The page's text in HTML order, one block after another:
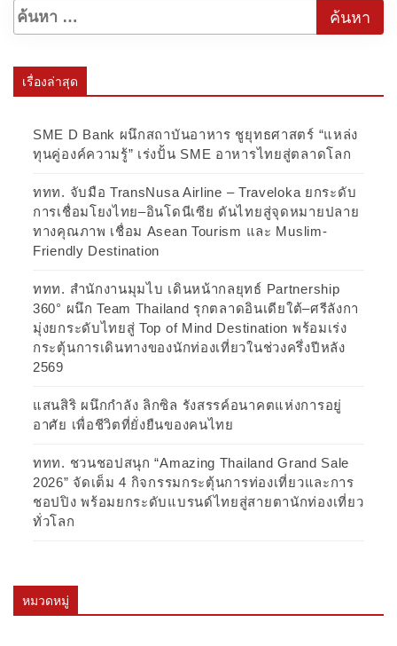
เรื่องล่าสุด
SME D Bank ผนึกสถาบันอาหาร ชูยุทธศาสตร์ “แหล่ง
ทุนคู่องค์ความรู้” เร่งปั้น SME อาหารไทยสู่ตลาดโลก
ททท. จับมือ TransNusa Airline – Traveloka ยกระดับ
การเชื่อมโยงไทย–อินโดนีเซีย ดันไทยสู่จุดหมายปลาย
ทางคุณภาพ เชื่อม Asean Tourism และ Muslim-
Friendly Destination
ททท. สำนักงานมุมไบ เดินหน้ากลยุทธ์ Partnership
360° ผนึก Team Thailand รุกตลาดอินเดียใต้–ศรีลังกา
มุ่งยกระดับไทยสู่ Top of Mind Destination พร้อมเร่ง
กระตุ้นการเดินทางของนักท่องเที่ยวในช่วงครึ่งปีหลัง
2569
แสนสิริ ผนึกกำลัง ลิกซิล รังสรรค์อนาคตแห่งการอยู่
อาศัย เพื่อชีวิตที่ยั่งยืนของคนไทย
ททท. ชวนชอปสนุก “Amazing Thailand Grand Sale
2026” จัดเต็ม 4 กิจกรรมกระตุ้นการท่องเที่ยวและการ
ชอปปิง พร้อมยกระดับแบรนด์ไทยสู่สายตานักท่องเที่ยว
ทั่วโลก
หมวดหมู่